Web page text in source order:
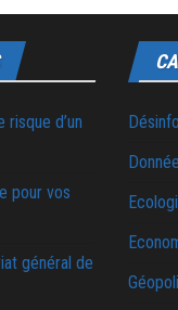
risque d’un
pour vos
général de